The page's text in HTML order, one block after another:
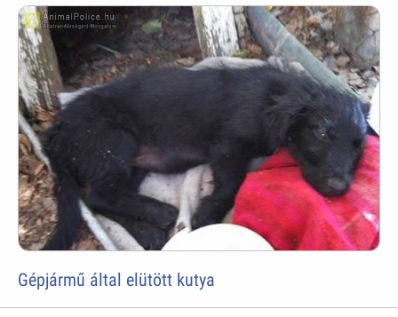
Gépjármű által elütött kutya